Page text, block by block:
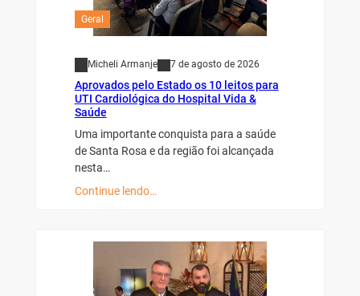
Geral
Micheli Armanje 7 de agosto de 2026
Aprovados pelo Estado os 10 leitos para
UTI Cardiológica do Hospital Vida &
Saúde
Uma importante conquista para a saúde
de Santa Rosa e da região foi alcançada
nesta…
Continue lendo…